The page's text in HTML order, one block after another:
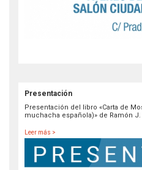
Presentación
Presentación del libro «Carta de
muchacha española)» de Ramón
Leer más >